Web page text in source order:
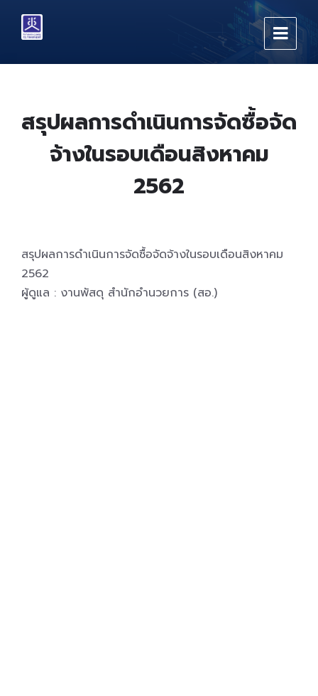
content
main
footer
สรุปผลการดำเนินการจัดซื้อจัด
จ้างในรอบเดือนสิงหาคม
2562
สรุปผลการดำเนินการจัดซื้อจัดจ้างในรอบเดือนสิงหาคม
2562
ผู้ดูแล : งานพัสดุ สำนักอำนวยการ (สอ.)